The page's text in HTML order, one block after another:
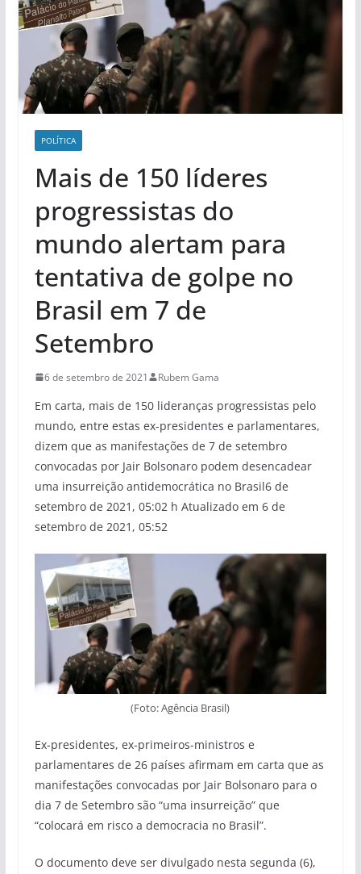
POLÍ­TICA
Mais de 150 líderes
progressistas do
mundo alertam para
tentativa de golpe no
Brasil em 7 de
Setembro
6 de setembro de 2021 Rubem Gama
Em carta, mais de 150 lideranças progressistas pelo
mundo, entre estas ex-presidentes e parlamentares,
dizem que as manifestações de 7 de setembro
convocadas por Jair Bolsonaro podem desencadear
uma insurreição antidemocrática no Brasil6 de
setembro de 2021, 05:02 h Atualizado em 6 de
setembro de 2021, 05:52
(Foto: Agência Brasil)
Ex-presidentes, ex-primeiros-ministros e
parlamentares de 26 países afirmam em carta que as
manifestações convocadas por Jair Bolsonaro para o
dia 7 de Setembro são “uma insurreição” que
“colocará em risco a democracia no Brasil”.
O documento deve ser divulgado nesta segunda (6),